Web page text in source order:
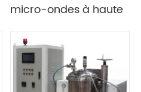
micro-ondes à haute
contrôle des gaz et
contrôle des zones de
température